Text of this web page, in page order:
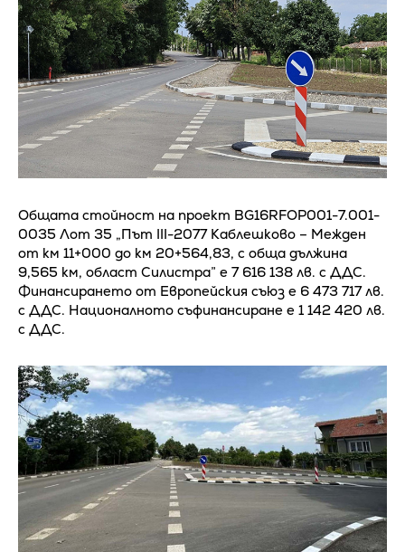
Общата стойност на проект BG16RFOP001-7.001-
0035 Лот 35 „Път III-2077 Каблешково – Межден
от км 11+000 до км 20+564,83, с обща дължина
9,565 км, област Силистра” е 7 616 138 лв. с ДДС.
Финансирането от Европейския съюз е 6 473 717 лв.
с ДДС. Националното съфинансиране е 1 142 420 лв.
с ДДС.